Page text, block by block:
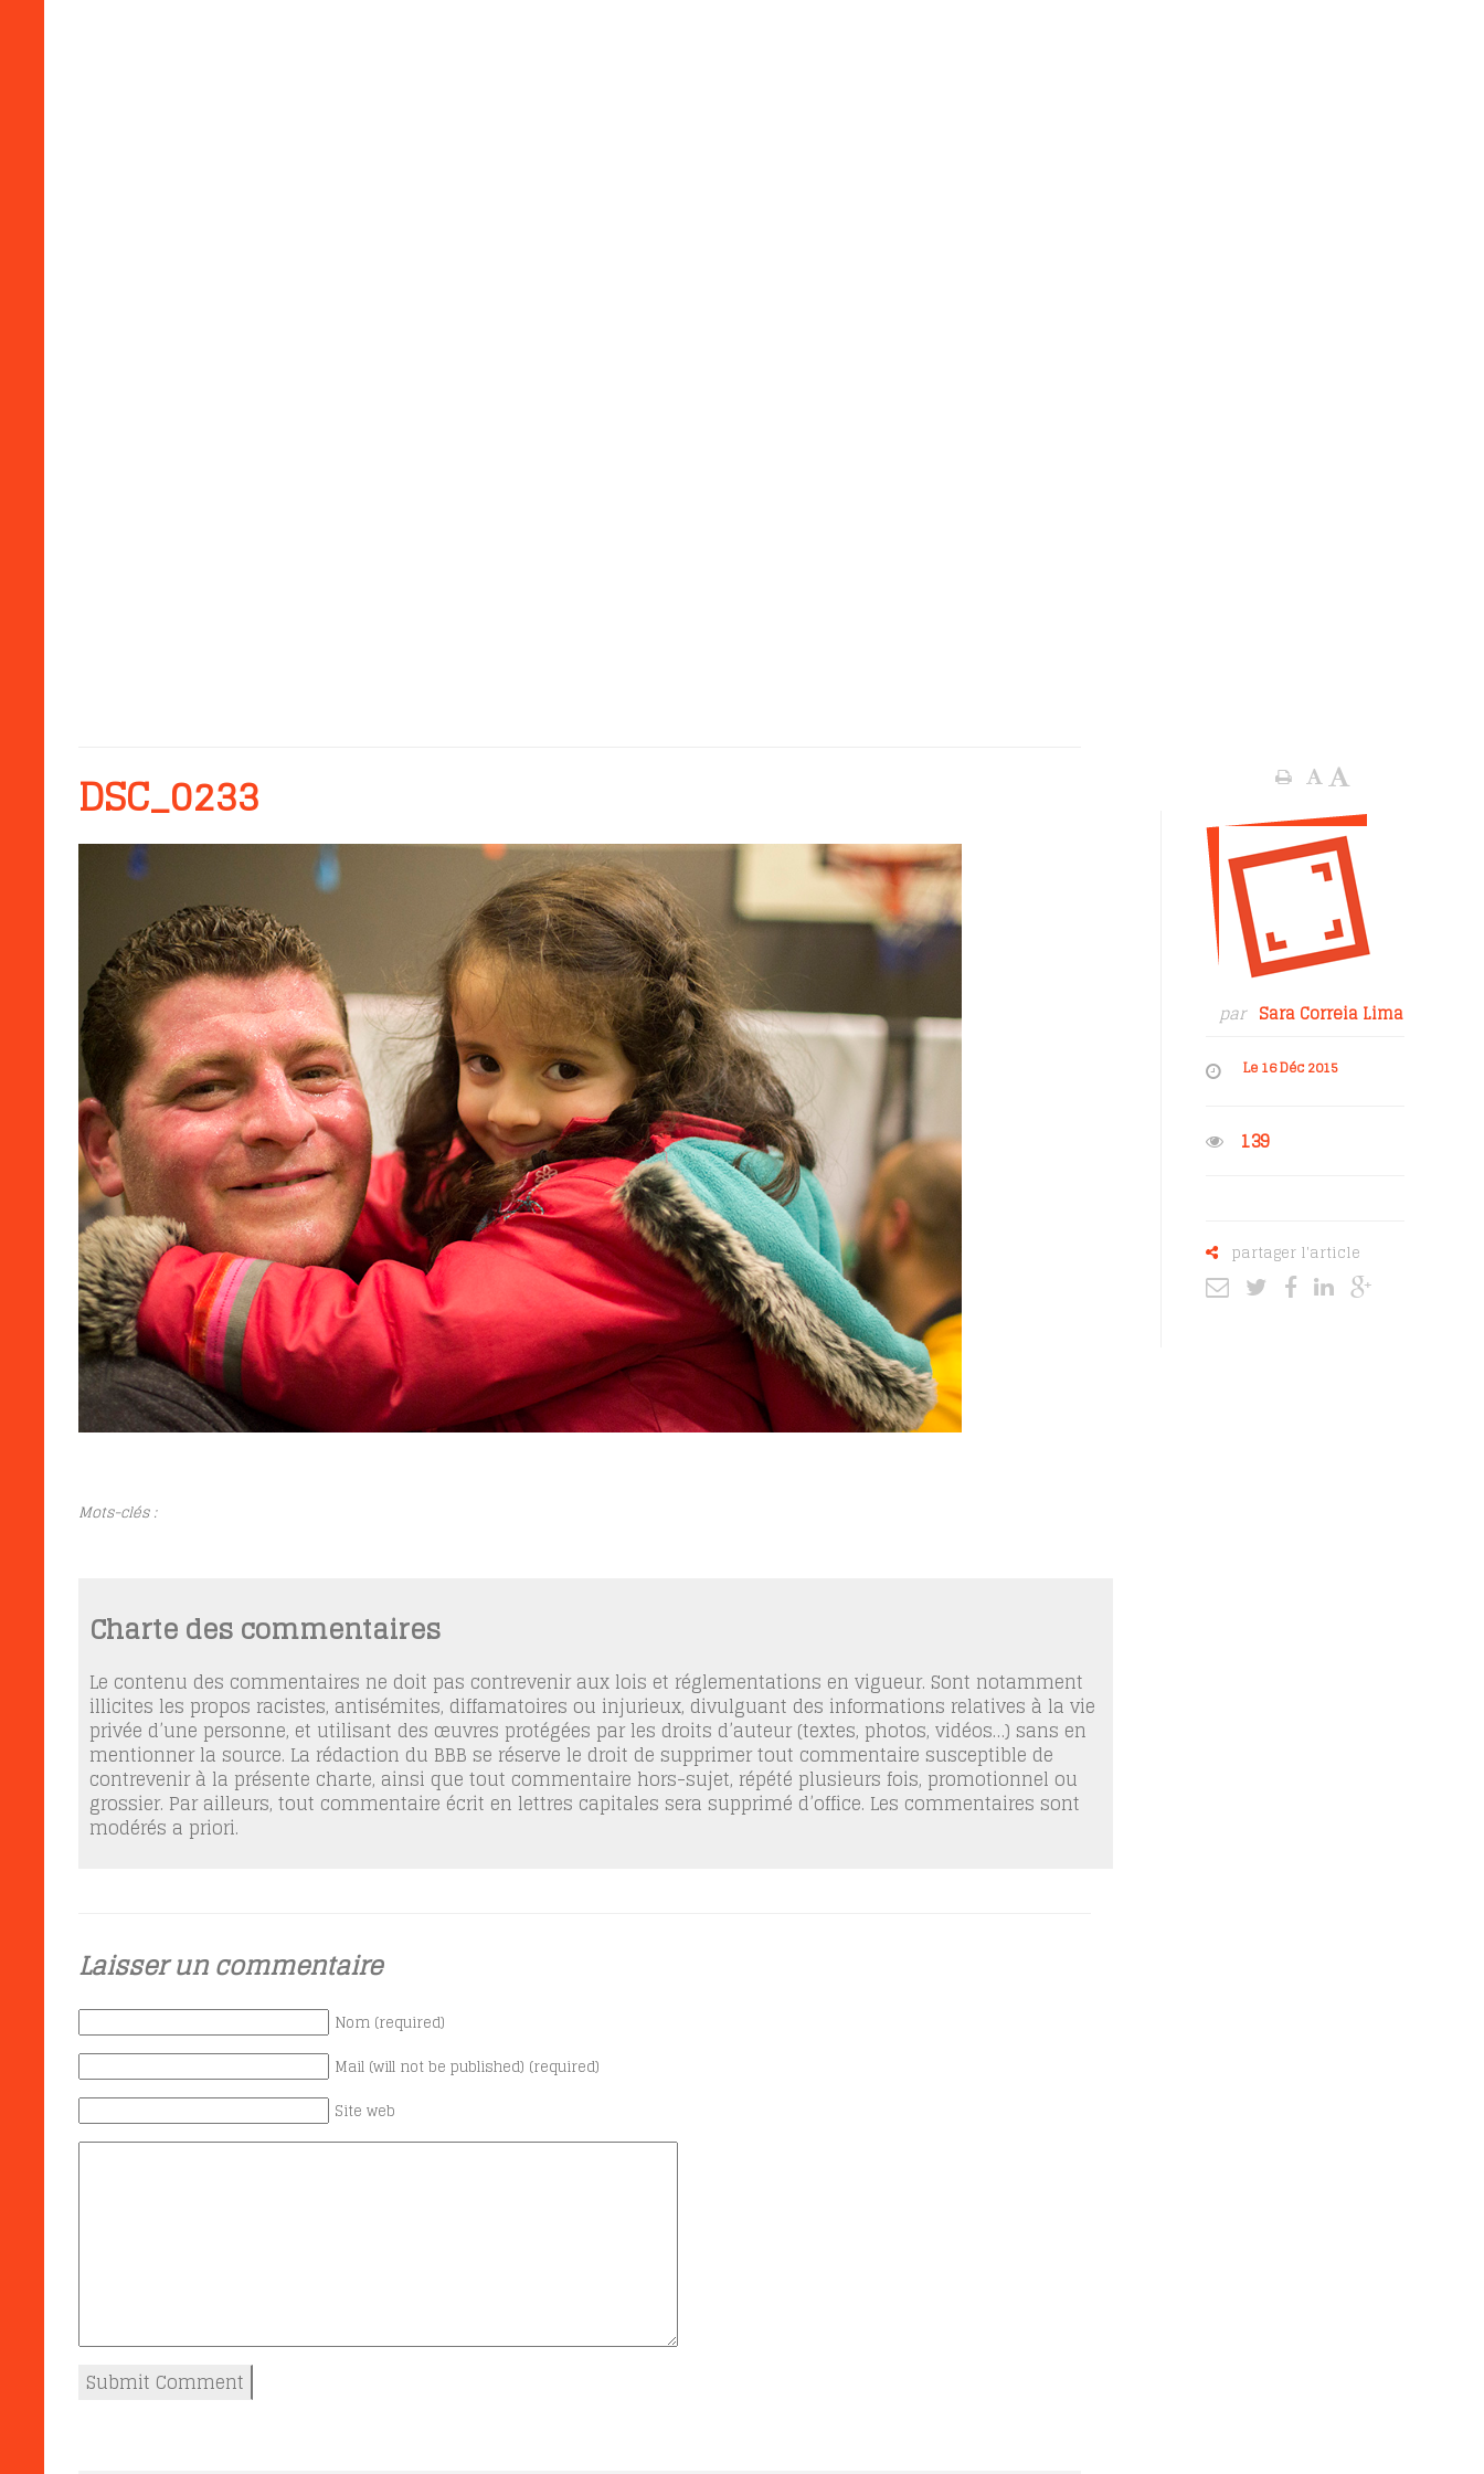
DSC_0233
Mots-clés :
Charte des commentaires
Le contenu des commentaires ne doit pas contrevenir aux lois et réglementations en vigueur. Sont notamment
illicites les propos racistes, antisémites, diffamatoires ou injurieux, divulguant des informations relatives à la vie
privée d’une personne, et utilisant des œuvres protégées par les droits d’auteur (textes, photos, vidéos…) sans en
mentionner la source. La rédaction du BBB se réserve le droit de supprimer tout commentaire susceptible de
contrevenir à la présente charte, ainsi que tout commentaire hors-sujet, répété plusieurs fois, promotionnel ou
grossier. Par ailleurs, tout commentaire écrit en lettres capitales sera supprimé d’office. Les commentaires sont
modérés a priori.
Laisser un commentaire
Nom (required)
Mail (will not be published) (required)
Site web
par Sara Correia Lima
Le 16 Déc 2015
139
partager l'article